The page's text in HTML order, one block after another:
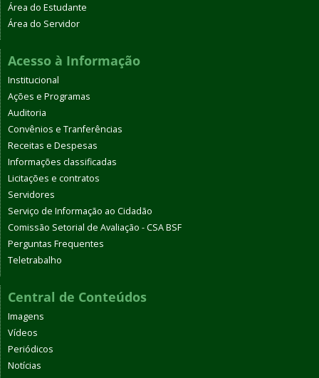
Área do Estudante
Área do Servidor
Acesso à Informação
Institucional
Ações e Programas
Auditoria
Convênios e Tranferências
Receitas e Despesas
Informações classificadas
Licitações e contratos
Servidores
Serviço de Informação ao Cidadão
Comissão Setorial de Avaliação - CSA BSF
Perguntas Frequentes
Teletrabalho
Central de Conteúdos
Imagens
Vídeos
Periódicos
Notícias